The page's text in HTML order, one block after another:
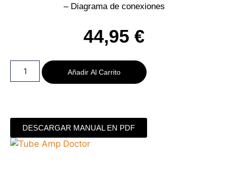
– Diagrama de conexiones
44,95 €
Añadir Al Carrito
DESCARGAR MANUAL EN PDF